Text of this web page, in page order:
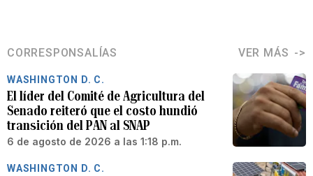
CORRESPONSALÍAS VER MÁS
WASHINGTON D. C.
El líder del Comité de Agricultura del
Senado reiteró que el costo hundió
transición del PAN al SNAP
6 de agosto de 2026 a las 1:18 p.m.
WASHINGTON D. C.